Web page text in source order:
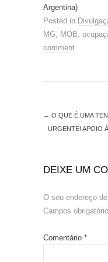
Argentina)
Posted in
MG, MOB,
comment
← O QUE É UMA
URGENTE! APOIO
DEIXE UM
O seu endereço
Campos
Comentário *